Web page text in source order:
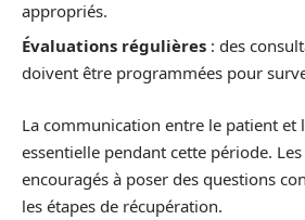
appropriés.
Évaluations régulières : des
doivent être programmées pour
La communication entre le patient et
essentielle pendant cette période.
encouragés à poser des questions
les étapes de récupération.